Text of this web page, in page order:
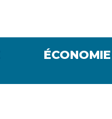
ÉCONOMIE